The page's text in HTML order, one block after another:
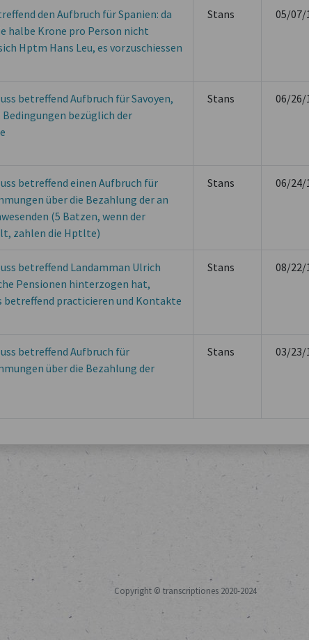
den Aufbruch für Spanien: da
halbe Krone pro Person nicht
Hptm Hans Leu, es vorzuschiessen
Stans 05/07/
betreffend Aufbruch für Savoyen,
bezüglich der
Stans 06/26/
betreffend einen Aufbruch für
über die Bezahlung der an
(5 Batzen, wenn der
zahlen die Hptlte)
Stans 06/24/
betreffend Landamman Ulrich
Pensionen hinterzogen hat,
betreffend practicieren und Kontakte
Stans 08/22/
betreffend Aufbruch für
über die Bezahlung der
Stans 03/23/
Copyright © transcriptiones 2020-2024